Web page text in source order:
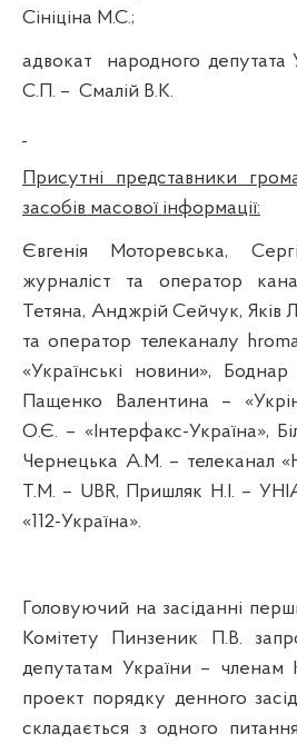
Сініціна М.С.;
адвокат
народного депутата
С.П. – Смалій В.К.
Присутні представники
засобів масової інформації:
Євгенія Моторевська,
журналіст та оператор
Тетяна, Анджрій Сейчук, Яків
та оператор телеканалу
«Українські новини»,
Пащенко Валентина –
О.Є. – «Інтерфакс-Україна»,
Чернецька А.М. – телеканал
Т.М. – UBR, Пришляк Н.І. –
«112-Україна».
Головуючий на засіданні
Комітету Пинзеник П.В.
депутатам України – членам
проект порядку денного
складається з одного